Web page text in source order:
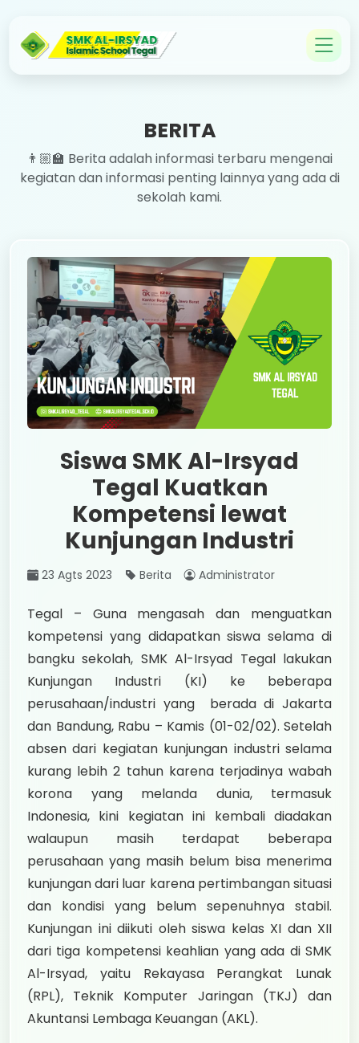
BERITA
👨🏼‍🏫 Berita adalah informasi terbaru mengenai
kegiatan dan informasi penting lainnya yang ada di
sekolah kami.
Siswa SMK Al-Irsyad
Tegal Kuatkan
Kompetensi lewat
Kunjungan Industri
23 Agts 2023 Berita Administrator
Tegal – Guna mengasah dan menguatkan
kompetensi yang didapatkan siswa selama di
bangku sekolah, SMK Al-Irsyad Tegal lakukan
Kunjungan Industri (KI) ke beberapa
perusahaan/industri yang berada di Jakarta
dan Bandung, Rabu – Kamis (01-02/02). Setelah
absen dari kegiatan kunjungan industri selama
kurang lebih 2 tahun karena terjadinya wabah
korona yang melanda dunia, termasuk
Indonesia, kini kegiatan ini kembali diadakan
walaupun masih terdapat beberapa
perusahaan yang masih belum bisa menerima
kunjungan dari luar karena pertimbangan situasi
dan kondisi yang belum sepenuhnya stabil.
Kunjungan ini diikuti oleh siswa kelas XI dan XII
dari tiga kompetensi keahlian yang ada di SMK
Al-Irsyad, yaitu Rekayasa Perangkat Lunak
(RPL), Teknik Komputer Jaringan (TKJ) dan
Akuntansi Lembaga Keuangan (AKL).